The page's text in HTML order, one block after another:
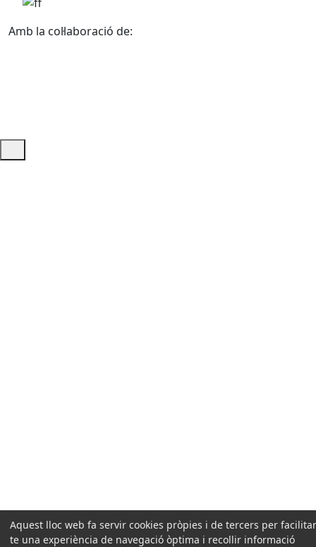
Amb la col·laboració de:
Aquest lloc web fa servir cookies pròpies i de tercers per
te una experiència de navegació òptima i recollir informació